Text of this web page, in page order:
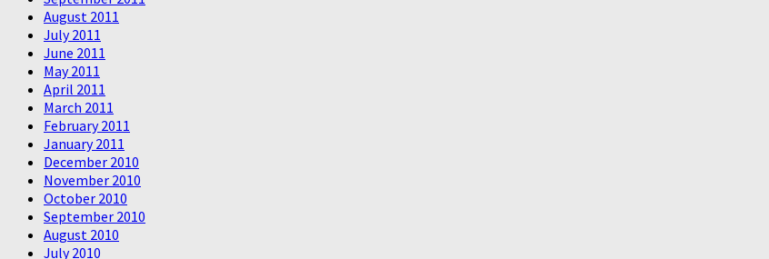
August 2011
July 2011
June 2011
May 2011
April 2011
March 2011
February 2011
January 2011
December 2010
November 2010
October 2010
September 2010
August 2010
July 2010